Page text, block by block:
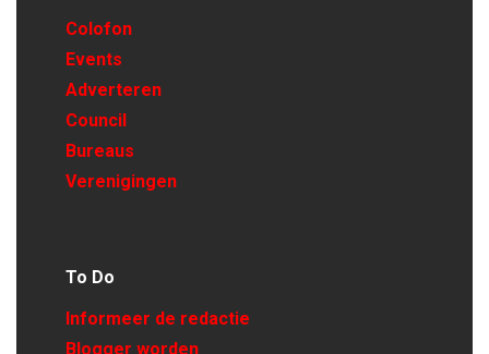
Colofon
Events
Adverteren
Council
Bureaus
Verenigingen
To Do
Informeer de redactie
Blogger worden